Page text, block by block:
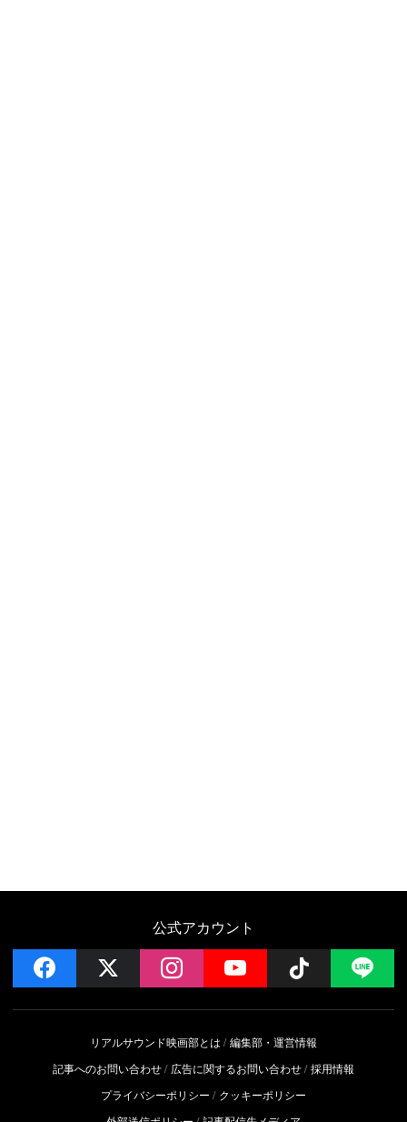
公式アカウント
facebook instagramYouTube Follow
リアルサウンド映画部とは
編集部・運営情報
記事へのお問い合わせ
広告に関するお問い合わせ 採用情報
プライバシーポリシー
クッキーポリシー